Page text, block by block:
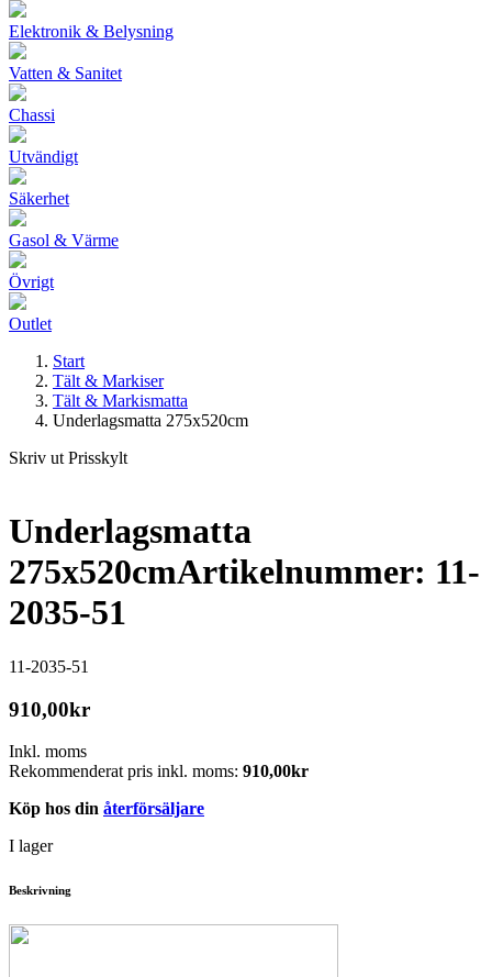
Elektronik & Belysning
Vatten & Sanitet
Chassi
Utvändigt
Säkerhet
Gasol & Värme
Övrigt
Outlet
Start
Tält & Markiser
Tält & Markismatta
Underlagsmatta 275x520cm
Skriv ut Prisskylt
Underlagsmatta
275x520cmArtikelnummer: 11-
2035-51
11-2035-51
910,00kr
Inkl. moms
Rekommenderat pris inkl. moms: 910,00kr
Köp hos din återförsäljare
I lager
Beskrivning